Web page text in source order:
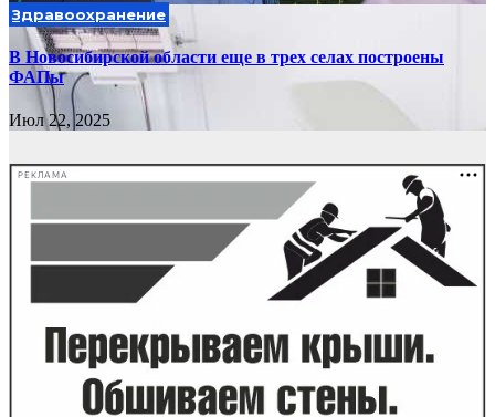
Здравоохранение
В Новосибирской области еще в трех селах построены
ФАПы
Июл 22, 2025
РЕКЛАМА